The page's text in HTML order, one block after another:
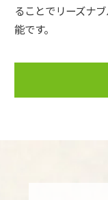
ることでリーズナ
能です。